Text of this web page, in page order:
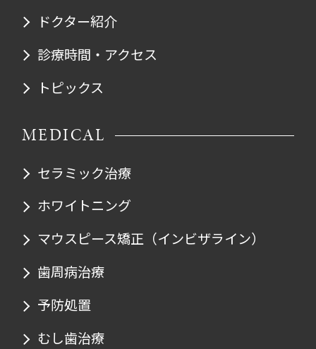
ドクター紹介
診療時間・アクセス
トピックス
MEDICAL
セラミック治療
ホワイトニング
マウスピース矯正 （インビザライン）
歯周病治療
予防処置
むし歯治療